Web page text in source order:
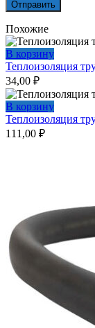
Похожие
В корзину
Теплоизоляция
34,00 ₽
В корзину
Теплоизоляция
111,00 ₽